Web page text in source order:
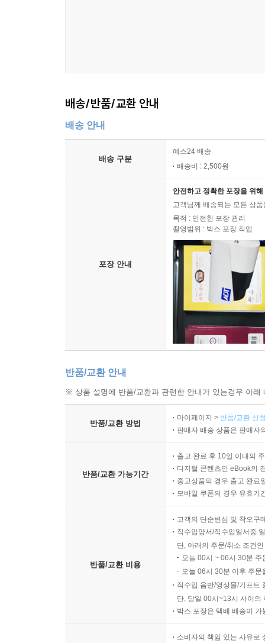
배송/반품/교환 안내
배송 안내
배송 구분
예스24 배송
배송비 : 2,500원
포장 안내
안전하고 정확한 포장을 위
고객님께 배송되는 모든 상
목적 : 안전한 포장 관리
촬영범위 : 박스 포장 작업
반품/교환 안내
※ 상품 설명에 반품/교환과 관련한 안내가 있는경우 아
반품/교환 방법
마이페이지 > 반품/교환 신
판매자 배송 상품은 판매자
반품/교환 가능기간
출고 완료 후 10일 이내의
디지털 콘텐츠인 eBook의
중고상품의 경우 출고 완료
모바일 쿠폰의 경우 유효기
반품/교환 비용
고객의 단순변심 및 착오구
직수입양서/직수입일서중
단, 아래의 주문/취소 조건
오늘 00시 ~ 06시 30분
오늘 06시 30분 이후 주
직수입 음반/영상물/기프트
단, 당일 00시~13시 사이의
박스 포장은 택배 배송이
소비자의 책임 있는 사유로